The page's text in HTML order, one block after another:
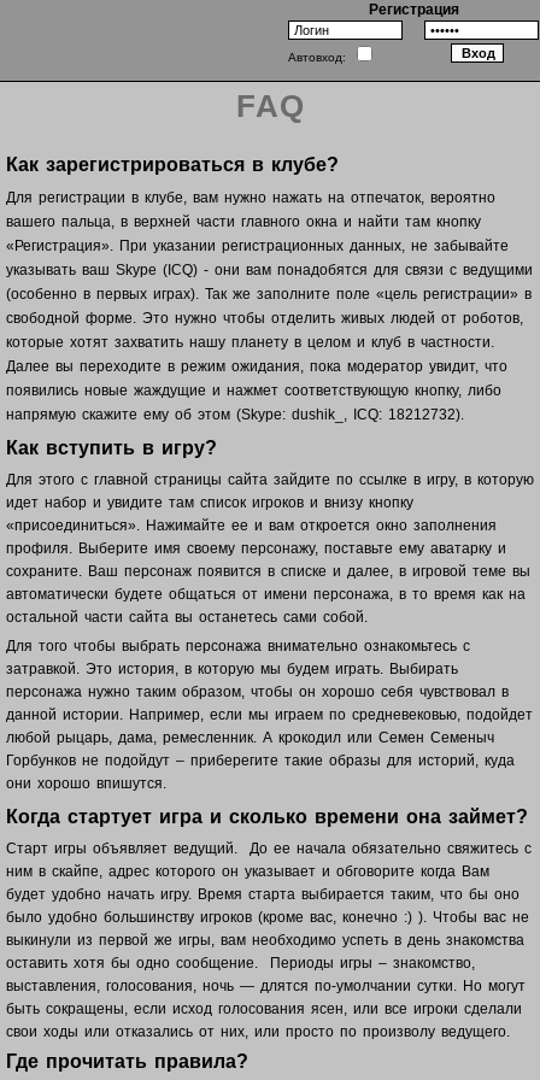
Регистрация
Автовход:
FAQ
Как зарегистрироваться в клубе?
Для регистрации в клубе, вам нужно нажать на отпечаток, вероятно
вашего пальца, в верхней части главного окна и найти там кнопку
«Регистрация». При указании регистрационных данных, не забывайте
указывать ваш Skype (ICQ) - они вам понадобятся для связи с ведущими
(особенно в первых играх). Так же заполните поле «цель регистрации» в
свободной форме. Это нужно чтобы отделить живых людей от роботов,
которые хотят захватить нашу планету в целом и клуб в частности.
Далее вы переходите в режим ожидания, пока модератор увидит, что
появились новые жаждущие и нажмет соответствующую кнопку, либо
напрямую скажите ему об этом (Skype: dushik_, ICQ: 18212732).
Как вступить в игру?
Для этого с главной страницы сайта зайдите по ссылке в игру, в которую
идет набор и увидите там список игроков и внизу кнопку
«присоединиться». Нажимайте ее и вам откроется окно заполнения
профиля. Выберите имя своему персонажу, поставьте ему аватарку и
сохраните. Ваш персонаж появится в списке и далее, в игровой теме вы
автоматически будете общаться от имени персонажа, в то время как на
остальной части сайта вы останетесь сами собой.
Для того чтобы выбрать персонажа внимательно ознакомьтесь с
затравкой. Это история, в которую мы будем играть. Выбирать
персонажа нужно таким образом, чтобы он хорошо себя чувствовал в
данной истории. Например, если мы играем по средневековью, подойдет
любой рыцарь, дама, ремесленник. А крокодил или Семен Семеныч
Горбунков не подойдут – приберегите такие образы для историй, куда
они хорошо впишутся.
Когда стартует игра и сколько времени она займет?
Старт игры объявляет ведущий. До ее начала обязательно свяжитесь с
ним в скайпе, адрес которого он указывает и обговорите когда Вам
будет удобно начать игру. Время старта выбирается таким, что бы оно
было удобно большинству игроков (кроме вас, конечно :) ). Чтобы вас не
выкинули из первой же игры, вам необходимо успеть в день знакомства
оставить хотя бы одно сообщение. Периоды игры – знакомство,
выставления, голосования, ночь — длятся по-умолчании сутки. Но могут
быть сокращены, если исход голосования ясен, или все игроки сделали
свои ходы или отказались от них, или просто по произволу ведущего.
Где прочитать правила?